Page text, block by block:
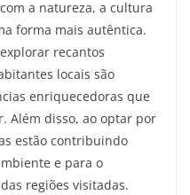
a natureza, a cultura
forma mais autêntica.
recantos
locais são
enriquecedoras que
Além disso, ao optar por
estão contribuindo
e para o
regiões visitadas.